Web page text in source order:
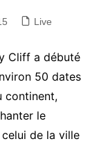
Live
Cliff a débuté
50 dates
continent,
le
celui de la ville